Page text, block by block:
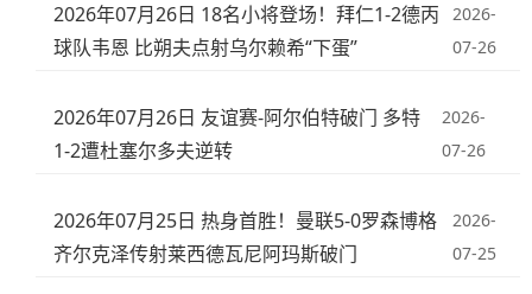
2026年07月26日 18名小将登场！拜仁1-2德丙
球队韦恩 比朔夫点射乌尔赖希“下蛋”
2026-
07-26
2026年07月26日 友谊赛-阿尔伯特破门 多特
1-2遭杜塞尔多夫逆转
2026-
07-26
2026年07月25日 热身首胜！曼联5-0罗森博格
齐尔克泽传射莱西德瓦尼阿玛斯破门
2026-
07-25